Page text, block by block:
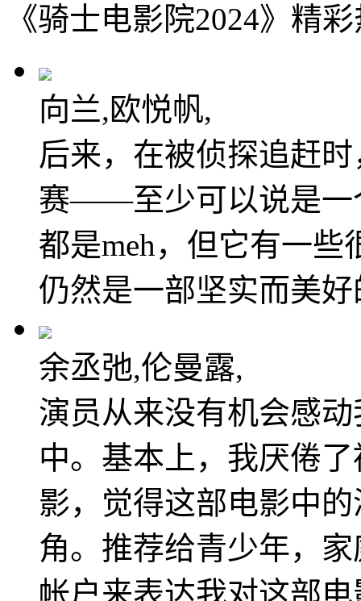
《骑士电影院2024》精
向兰,欧悦帆,
后来，在被侦探追赶
赛——至少可以说是一
都是meh，但它有一
仍然是一部坚实而美
余丞弛,伦曼露,
演员从来没有机会感
中。基本上，我厌倦
影，觉得这部电影中
角。推荐给青少年，
帐户来表达我对这部